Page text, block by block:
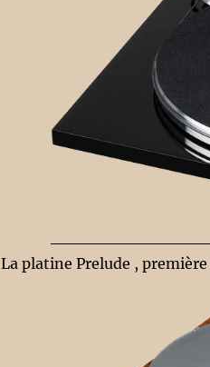
La platine Prelude ,